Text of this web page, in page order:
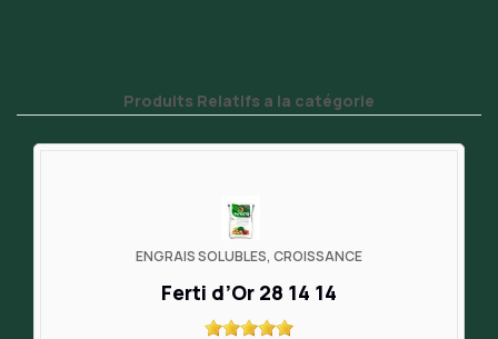
Produits Relatifs a la catégorie
ENGRAIS SOLUBLES, CROISSANCE
Ferti d’Or 28 14 14